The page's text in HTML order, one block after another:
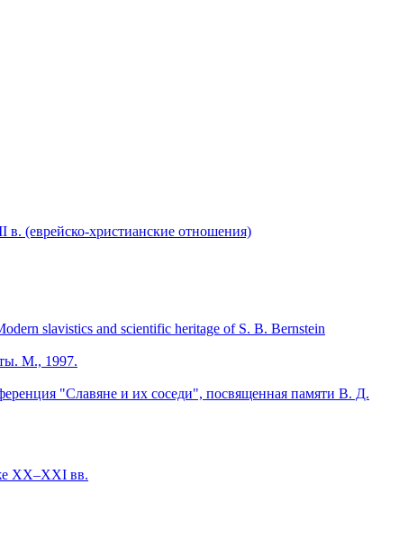
(еврейско-христианские отношения)
slavistics and scientific heritage of S. B. Bernstein
М., 1997.
"Славяне и их соседи", посвященная памяти В. Д.
XX–XXI вв.